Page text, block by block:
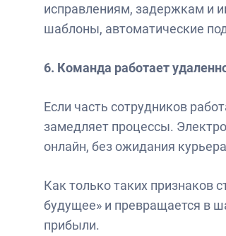
исправлениям, задержкам и
шаблоны, автоматические
6. Команда работает
Если часть сотрудников
замедляет процессы.
онлайн, без ожидания
Как только таких признаков
будущее» и превращается в
прибыли.